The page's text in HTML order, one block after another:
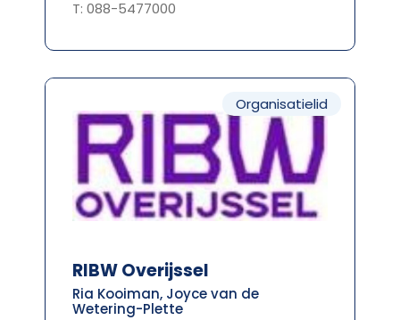
T: 088-5477000
Organisatielid
RIBW Overijssel
Ria Kooiman, Joyce van de
Wetering-Plette